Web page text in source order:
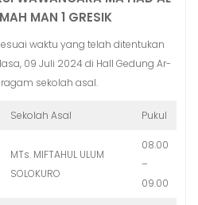
MAN 1 GRESIK
waktu yang telah ditentukan
09 Juli 2024 di Hall Gedung Ar-
sekolah asal.
Sekolah Asal Pukul
MTs. MIFTAHUL ULUM
SOLOKURO
08.00
–
09.00